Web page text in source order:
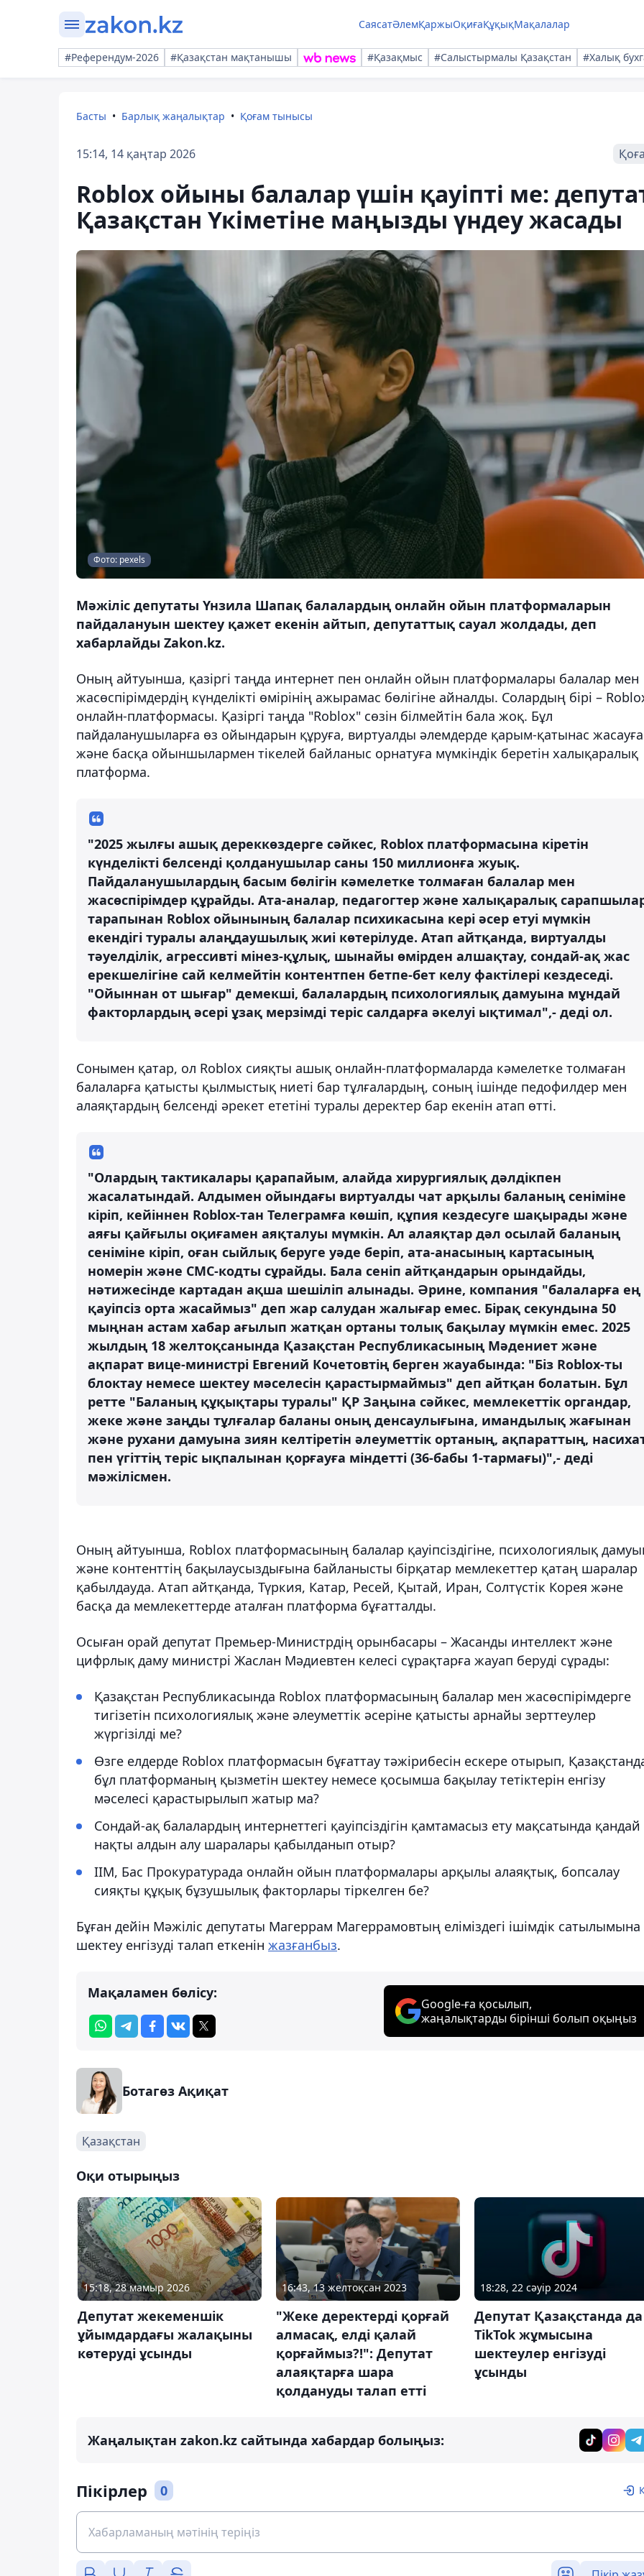
СаясатӘлемҚаржыОқиғаҚұқықМақалалар
#Референдум-2026 #Қазақстан мақтанышы #Қазақмыс #Салыстырмалы Қазақстан #Халық
Басты Барлық жаңалықтар Қоғам тынысы
15:14, 14 қаңтар 2026
Roblox ойыны балалар үшін қауіпті ме:
Қазақстан Үкіметіне маңызды үндеу жасады
Фото: pexels
Мәжіліс депутаты Үнзила Шапақ балалардың онлайн ойын платформаларын
пайдалануын шектеу қажет екенін айтып, депутаттық сауал жолдады, деп
хабарлайды Zakon.kz.
Оның айтуынша, қазіргі таңда интернет пен онлайн ойын платформалары балалар мен
жасөспірімдердің күнделікті өмірінің ажырамас бөлігіне айналды. Солардың бірі –
онлайн-платформасы. Қазіргі таңда "Roblox" сөзін білмейтін бала жоқ. Бұл
пайдаланушыларға өз ойындарын құруға, виртуалды әлемдерде қарым-қатынас жасауға
және басқа ойыншылармен тікелей байланыс орнатуға мүмкіндік беретін халықаралық
платформа.
"2025 жылғы ашық дереккөздерге сәйкес, Roblox платформасына кіретін
күнделікті белсенді қолданушылар саны 150 миллионға жуық.
Пайдаланушылардың басым бөлігін кәмелетке толмаған балалар мен
жасөспірімдер құрайды. Ата-аналар, педагогтер және халықаралық
тарапынан Roblox ойынының балалар психикасына кері әсер етуі мүмкін
екендігі туралы алаңдаушылық жиі көтерілуде. Атап айтқанда, виртуалды
тәуелділік, агрессивті мінез-құлық, шынайы өмірден алшақтау, сондай-ақ жас
ерекшелігіне сай келмейтін контентпен бетпе-бет келу фактілері кездеседі.
"Ойыннан от шығар" демекші, балалардың психологиялық дамуына мұндай
факторлардың әсері ұзақ мерзімді теріс салдарға әкелуі ықтимал",- деді ол.
Сонымен қатар, ол Roblox сияқты ашық онлайн-платформаларда кәмелетке толмаған
балаларға қатысты қылмыстық ниеті бар тұлғалардың, соның ішінде педофилдер мен
алаяқтардың белсенді әрекет ететіні туралы деректер бар екенін атап өтті.
"Олардың тактикалары қарапайым, алайда хирургиялық дәлдікпен
жасалатындай. Алдымен ойындағы виртуалды чат арқылы баланың сеніміне
кіріп, кейіннен Roblox-тан Телеграмға көшіп, құпия кездесуге шақырады және
аяғы қайғылы оқиғамен аяқталуы мүмкін. Ал алаяқтар дәл осылай баланың
сеніміне кіріп, оған сыйлық беруге уәде беріп, ата-анасының картасының
номерін және СМС-кодты сұрайды. Бала сеніп айтқандарын орындайды,
нәтижесінде картадан ақша шешіліп алынады. Әрине, компания "балаларға ең
қауіпсіз орта жасаймыз" деп жар салудан жалығар емес. Бірақ секундына 50
мыңнан астам хабар ағылып жатқан ортаны толық бақылау мүмкін емес. 2025
жылдың 18 желтоқсанында Қазақстан Республикасының Мәдениет және
ақпарат вице-министрі Евгений Кочетовтің берген жауабында: "Біз Roblox-ты
блоктау немесе шектеу мәселесін қарастырмаймыз" деп айтқан болатын. Бұл
ретте "Баланың құқықтары туралы" ҚР Заңына сәйкес, мемлекеттiк органдар,
жеке және заңды тұлғалар баланы оның денсаулығына, имандылық жағынан
және рухани дамуына зиян келтiретiн әлеуметтiк ортаның, ақпараттың,
пен үгiттiң терiс ықпалынан қорғауға мiндетті (36-бабы 1-тармағы)",- деді
мәжілісмен.
Оның айтуынша, Roblox платформасының балалар қауіпсіздігіне, психологиялық
және контенттің бақылаусыздығына байланысты бірқатар мемлекеттер қатаң шаралар
қабылдауда. Атап айтқанда, Түркия, Катар, Ресей, Қытай, Иран, Солтүстік Корея және
басқа да мемлекеттерде аталған платформа бұғатталды.
Осыған орай депутат Премьер-Министрдің орынбасары – Жасанды интеллект және
цифрлық даму министрі Жаслан Мәдиевтен келесі сұрақтарға жауап беруді сұрады:
Қазақстан Республикасында Roblox платформасының балалар мен жасөспірімдерге
тигізетін психологиялық және әлеуметтік әсеріне қатысты арнайы зерттеулер
жүргізілді ме?
Өзге елдерде Roblox платформасын бұғаттау тәжірибесін ескере отырып,
бұл платформаның қызметін шектеу немесе қосымша бақылау тетіктерін енгізу
мәселесі қарастырылып жатыр ма?
Сондай-ақ балалардың интернеттегі қауіпсіздігін қамтамасыз ету мақсатында қандай
нақты алдын алу шаралары қабылданып отыр?
ІІМ, Бас Прокуратурада онлайн ойын платформалары арқылы алаяқтық, бопсалау
сияқты құқық бұзушылық факторлары тіркелген бе?
Бұған дейін Мәжіліс депутаты Магеррам Магеррамовтың еліміздегі ішімдік сатылымына
шектеу енгізуді талап еткенін жазғанбыз.
Мақаламен бөлісу:
Google-ға қосылып,
жаңалықтарды бірінші болып оқыңыз
Ботагөз Ақиқат
Қазақстан
Оқи отырыңыз
15:18, 28 мамыр 2026
Депутат жекеменшік
ұйымдардағы жалақыны
көтеруді ұсынды
16:43, 13 желтоқсан 2023
"Жеке деректерді қорғай
алмасақ, елді қалай
қорғаймыз?!": Депутат
алаяқтарға шара
қолдануды талап етті
18:28, 22 сәуір 2024
Депутат Қазақстанда да
TikTok жұмысына
шектеулер енгізуді
ұсынды
Жаңалықтан zakon.kz сайтында хабардар болыңыз:
Пікірлер 0